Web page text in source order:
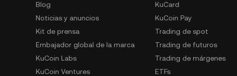
Blog
Noticias y anuncios
Kit de prensa
Embajador global de la marca
KuCoin Labs
KuCoin Ventures
KuCard
KuCoin Pay
Trading de spot
Trading de futuros
Trading de márgenes
ETFs